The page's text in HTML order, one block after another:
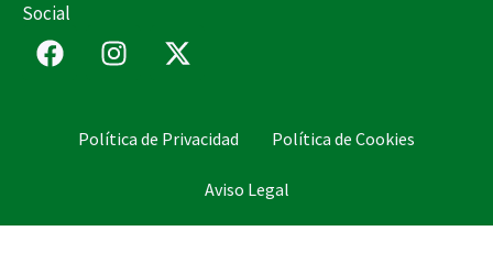
Social
F
a
k
I
n
a
a
X
-
i
e
Política de Privacidad Política de Cookies
Aviso Legal